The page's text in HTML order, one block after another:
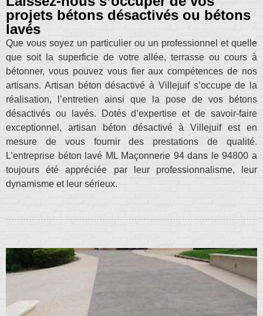
projets bétons désactivés ou bétons
lavés
Que vous soyez un particulier ou un professionnel et quelle
que soit la superficie de votre allée, terrasse ou cours à
bétonner, vous pouvez vous fier aux compétences de nos
artisans. Artisan béton désactivé à Villejuif s’occupe de la
réalisation, l’entretien ainsi que la pose de vos bétons
désactivés ou lavés. Dotés d’expertise et de savoir-faire
exceptionnel, artisan béton désactivé à Villejuif est en
mesure de vous fournir des prestations de qualité.
L’entreprise béton lavé ML Maçonnerie 94 dans le 94800 a
toujours été appréciée par leur professionnalisme, leur
dynamisme et leur sérieux.